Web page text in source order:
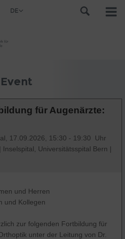
DE
für Augenärzte:
17.09.2026, 15:30 - 19:30 Uhr
Inselspital, Universitätsspital Bern |
und Herren
und Kollegen
zur folgenden Fortbildung für
unter der Leitung von Dr.